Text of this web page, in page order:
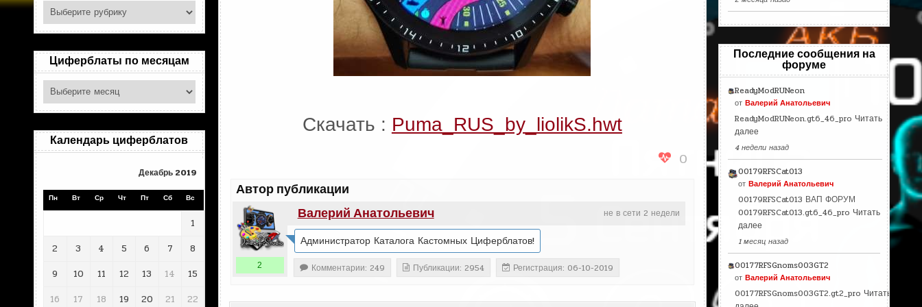
Поиск
рубрикам
Циферблаты по месяцам
Циферблаты
месяцам
Календарь циферблатов
Декабрь 2019
Пн Вт Ср Чт Пт Сб Вс
1
2
3 4 5 6 7
8
9
10 11 12 13 14
15
16
17 18 19 20 21 22
Cкачать : Puma_RUS_by_liolikS.hwt
0
Автор публикации
не в сети 2 недели
Валерий Анатольевич
2
Администратор Каталога Кастомных Циферблатов!
Комментарии: 249 Публикации: 2954 Регистрация: 06-10-2019
Последние сообщения на
форуме
ReadyModRUNeon
от Валерий Анатольевич
ReadyModRUNeon.gt6_46_pro Читать
далее
4 недели назад
00179RFSCat013
от Валерий Анатольевич
00179RFSCat013 ВАП ФОРУМ
00179RFSCat013.gt6_46_pro Читать
далее
1 месяц назад
00177RFSGnoms003GT2
от Валерий Анатольевич
00177RFSGnoms003GT2.gt2_pro Читать